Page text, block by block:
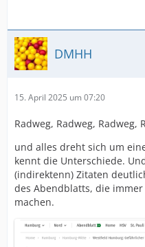
DMHH
15. April 2025 um 07:20
Radweg, Radweg, Radweg,
und alles dreht sich um
kennt die Unterschiede.
(indirektenn) Zitaten
des Abendblatts, die
machen.